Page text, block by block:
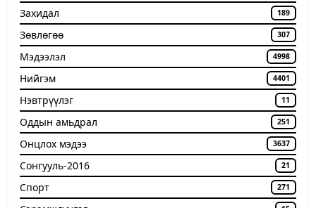
Захидал 189
Зөвлөгөө 307
Мэдээлэл 4998
Нийгэм 4401
Нэвтрүүлэг 11
Оддын амьдрал 251
Онцлох мэдээ 3637
Сонгууль-2016 21
Спорт 271